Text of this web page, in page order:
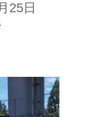
25日